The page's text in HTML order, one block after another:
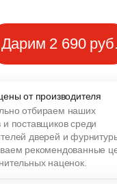
Дарим 2 690 руб.
от производителя
отбираем наших
и поставщиков среди
дверей и
рекомендованные
наценок.